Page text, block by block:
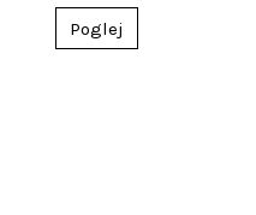
Poglej